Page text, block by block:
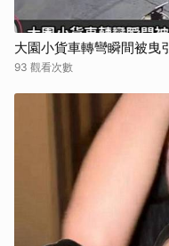
大園小貨車轉彎瞬間被曳
93 觀看次數